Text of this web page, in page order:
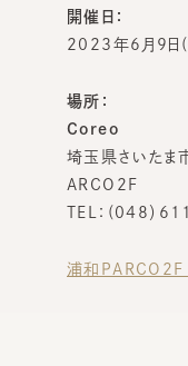
開催日：
2023年6月9日(
場所：
Coreo
埼玉県さいた
ARCO2F
TEL：(048）
浦和